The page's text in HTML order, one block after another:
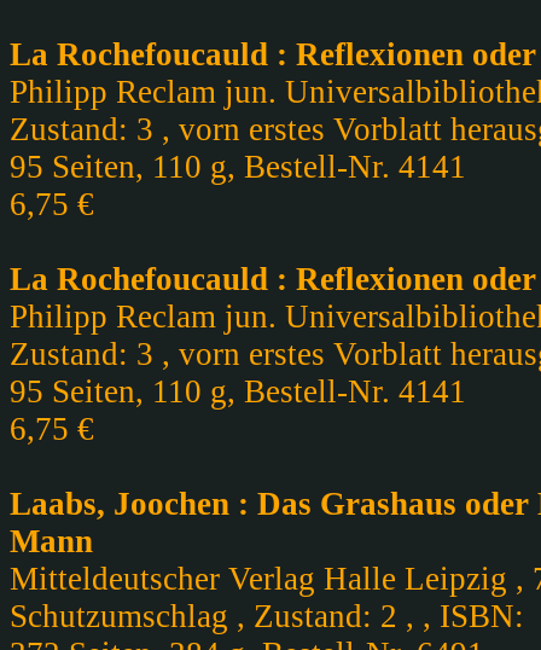
La Rochefoucauld : Reflexionen
Philipp Reclam jun.
Zustand: 3 , vorn erstes Vorblatt
95 Seiten, 110 g, Bestell-Nr. 4141
6,75 €
La Rochefoucauld : Reflexionen
Philipp Reclam jun.
Zustand: 3 , vorn erstes Vorblatt
95 Seiten, 110 g, Bestell-Nr. 4141
6,75 €
Laabs, Joochen : Das Grashaus
Mann
Mitteldeutscher Verlag Halle Leipzig ,
Schutzumschlag , Zustand: 2 , , ISBN: